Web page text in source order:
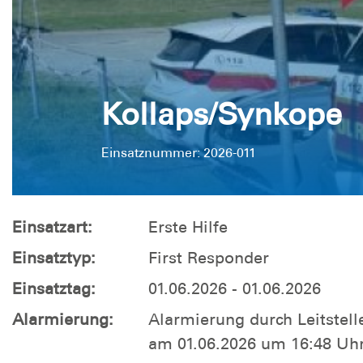
Kollaps/Synkope
Einsatznummer: 2026-011
Einsatzart:
Erste Hilfe
Einsatztyp:
First Responder
Einsatztag:
01.06.2026 - 01.06.2026
Alarmierung:
Alarmierung durch
am 01.06.2026 um 16:48